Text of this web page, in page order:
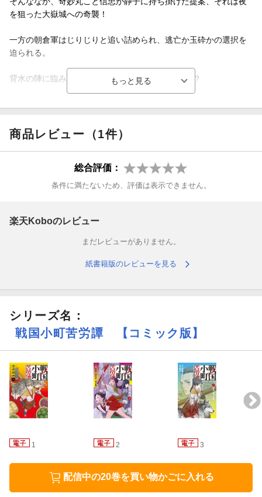
を狙った大嶽城への奇襲！
一方の朝倉軍はじりじりと追い詰められ、逃亡か玉砕かの選択を
迫られる。
背水の陣に臨み、当主・朝倉義景の下す決断は──？
商品レビュー（1件）
総合評価：
条件に満たないため、評価は表示できません。
楽天Koboのレビュー
まだレビューがありません。
紙書籍版のレビューを見る
シリーズ名：
戦国小町苦労譚 【コミック版】
1 2 3
配信中の20巻を買い物かごに入れる